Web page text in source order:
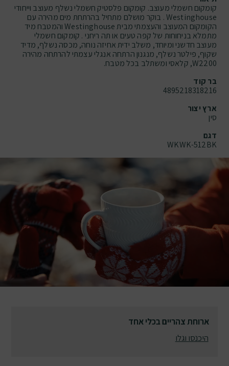
קומקום חשמלי מעוצב. קומקום פלסטיק חשמלי נשלף מעוצב וייחודי
Westinghouse . בוקר מושלם מתחיל בהרתחת מים מהירה עם
הקומקום המעוצב והעצמתי מבית Westinghouse והמטבח מיד
מתמלא בניחוחות של קפה טעים או תה ריחני . קומקום חשמלי
מעוצב חדשני ומיוחד, משלב ידית אחיזה נוחה, מכסה נשלף, מדיד
שקוף, פילטר נשלף, מנגנון הרתחה אנגלי עצמתי להרתחה מהירה
W2200, קלאסי ומשתלב בכל מטבח.
בר קוד
4895218318216
ארץ יצור
סין
דגם
WKWK-512BK
ארוחת צהריים בכלי אחד
היכנסו וגלו